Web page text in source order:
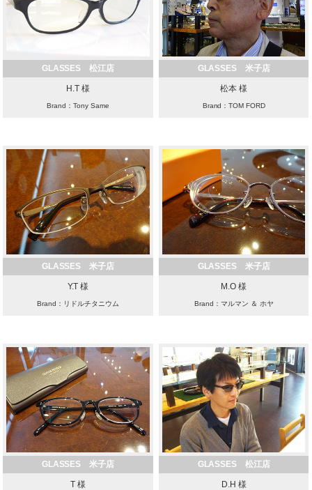
GLASSES 松江店
H.T 様
Brand：Tony Same
GLASSES 米子店
松本 様
Brand：TOM FORD
GLASSES 米子店
Y.T 様
Brand：リドルチタニウム
GLASSES 米子店
M.O 様
Brand：マルマン ＆ ホヤ
GLASSES 米子店
T 様
GLASSES 松江店
D.H 様